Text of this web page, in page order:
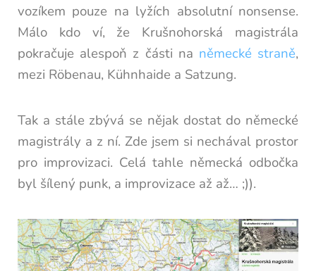
vozíkem pouze na lyžích absolutní nonsense.
Málo kdo ví, že Krušnohorská magistrála
pokračuje alespoň z části na německé straně,
mezi Röbenau, Kühnhaide a Satzung.
Tak a stále zbývá se nějak dostat do německé
magistrály a z ní. Zde jsem si nechával prostor
pro improvizaci. Celá tahle německá odbočka
byl šílený punk, a improvizace až až… ;)).